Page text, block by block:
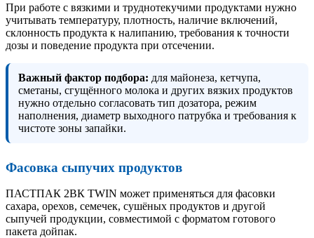
При работе с вязкими и труднотекучими продуктами нужно
учитывать температуру, плотность, наличие включений,
склонность продукта к налипанию, требования к точности
дозы и поведение продукта при отсечении.
Важный фактор подбора: для майонеза, кетчупа,
сметаны, сгущённого молока и других вязких продуктов
нужно отдельно согласовать тип дозатора, режим
наполнения, диаметр выходного патрубка и требования к
чистоте зоны запайки.
Фасовка сыпучих продуктов
ПАСТПАК 2ВК TWIN может применяться для фасовки
сахара, орехов, семечек, сушёных продуктов и другой
сыпучей продукции, совместимой с форматом готового
пакета дойпак.